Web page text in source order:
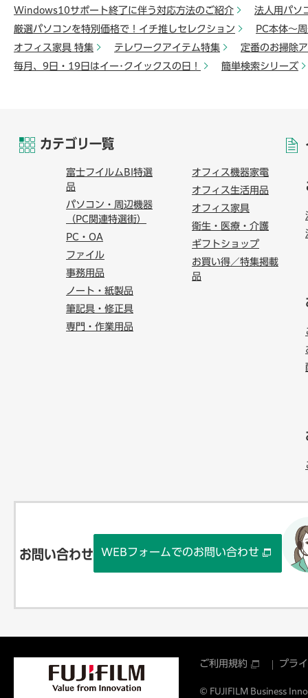
Windows10サポート終了に伴う対応方法のご紹介
法人用パソ
厳選パソコンを特別価格で！イチ推しセレクション
PC本体～
オフィス家具 特集
テレワークアイテム特集
定番のお掃除
毎月、9日・19日はイー･クイックスの日！
簡単検索シリーズ
カテゴリ一覧
富士フイルムBI特選
品
パソコン・周辺機器
（PC関連特選街）
PC・OA
ファイル
事務用品
ノート・紙製品
筆記具・修正具
専門・作業用品
オフィス機器家電
オフィス生活用品
オフィス家具
衛生・医療・介護
ギフトショップ
お買い得／特集掲載
品
お問い合わせ WEBフォームでのお問い合わせ
ご利用規約 プラ
© FUJIFILM Business